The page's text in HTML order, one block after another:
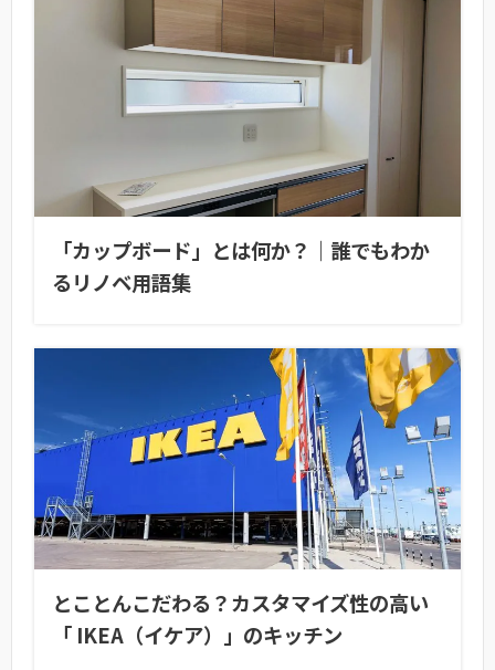
「カップボード」とは何か？｜誰でもわか
るリノベ用語集
とことんこだわる？カスタマイズ性の高い
「 IKEA（イケア）」のキッチン